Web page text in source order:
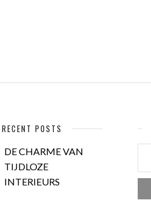
RECENT POSTS
DE CHARME VAN
TIJDLOZE
INTERIEURS